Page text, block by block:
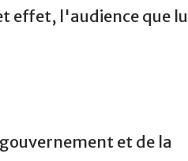
effet, l'audience que
et de la